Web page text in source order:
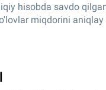
hisobda savdo
miqdorini aniqlay